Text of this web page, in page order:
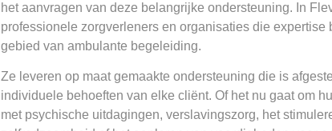
het aanvragen van deze belangrijke ondersteuning. In
professionele zorgverleners en organisaties die expertise
gebied van ambulante begeleiding.
Ze leveren op maat gemaakte ondersteuning die is
individuele behoeften van elke cliënt. Of het nu gaat om
met psychische uitdagingen, verslavingszorg, het